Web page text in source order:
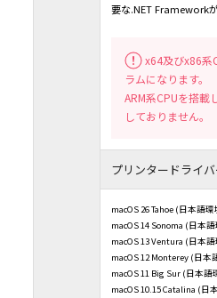
要な.NET Framework
x64及びx86系
ラムになります。
ARM系CPUを搭
しておりません。
プリンタードライ
macOS 26 Tahoe (日本語環
macOS 14 Sonoma (日本
macOS 13 Ventura (日本
macOS 12 Monterey (日本
macOS 11 Big Sur (日本語
macOS 10.15 Catalina (日